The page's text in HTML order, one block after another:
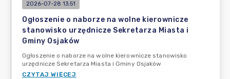
2026-07-28 13:51
Ogłoszenie o naborze na wolne kierownicze
stanowisko urzędnicze Sekretarza Miasta i
Gminy Osjaków
Ogłoszenie o naborze na wolne kierownicze stanowisko
urzędnicze Sekretarza Miasta i Gminy Osjaków
CZYTAJ WIĘCEJ